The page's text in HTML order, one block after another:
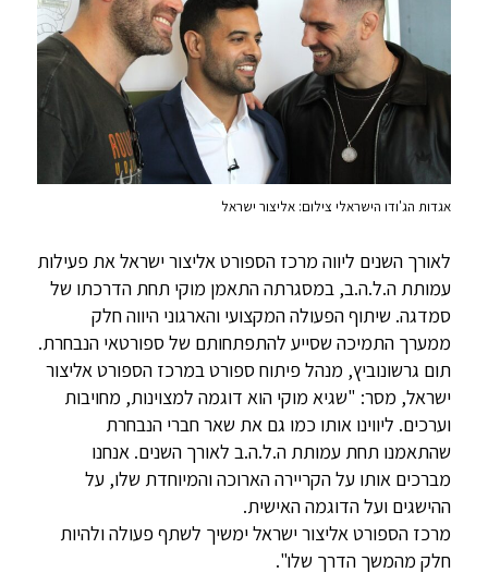
אגדות הג'ודו הישראלי צילום: אליצור ישראל
לאורך השנים ליווה מרכז הספורט אליצור ישראל את פעילות
עמותת ה.ל.ה.ב, במסגרתה התאמן מוקי תחת הדרכתו של
סמדגה. שיתוף הפעולה המקצועי והארגוני היווה חלק
ממערך התמיכה שסייע להתפתחותם של ספורטאי הנבחרת.
תום גרשונוביץ, מנהל פיתוח ספורט במרכז הספורט אליצור
ישראל, מסר: "שגיא מוקי הוא דוגמה למצוינות, מחויבות
וערכים. ליווינו אותו כמו גם את שאר חברי הנבחרת
שהתאמנו תחת עמותת ה.ל.ה.ב לאורך השנים. אנחנו
מברכים אותו על הקריירה הארוכה והמיוחדת שלו, על
ההישגים ועל הדוגמה האישית.
מרכז הספורט אליצור ישראל ימשיך לשתף פעולה ולהיות
חלק מהמשך הדרך שלו".